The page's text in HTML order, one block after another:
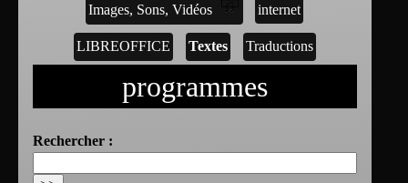
Images, Sons, Vidéos internet
LIBREOFFICE Textes Traductions
programmes
Rechercher :